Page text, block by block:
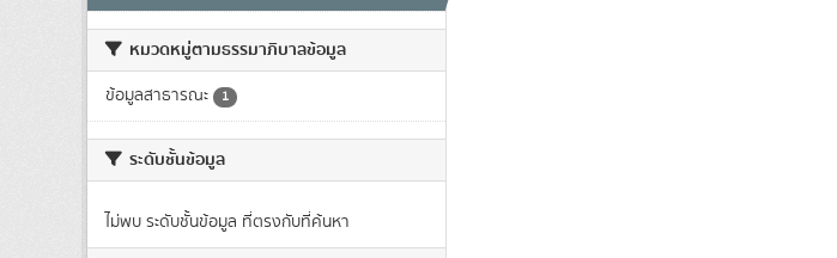
หมวดหมู่ตามธรรมาภิบาลข้อมูล
ข้อมูลสาธารณะ 1
ระดับชั้นข้อมูล
ไม่พบ ระดับชั้นข้อมูล ที่ตรงกับที่ค้นหา